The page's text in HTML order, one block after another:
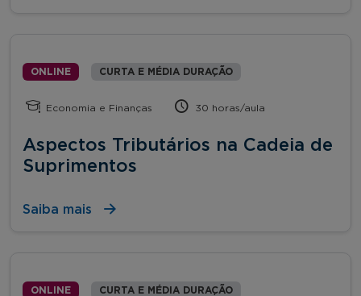
ONLINE CURTA E MÉDIA DURAÇÃO
Economia e Finanças 30 horas/aula
Aspectos Tributários na Cadeia de
Suprimentos
Saiba mais
ONLINE CURTA E MÉDIA DURAÇÃO